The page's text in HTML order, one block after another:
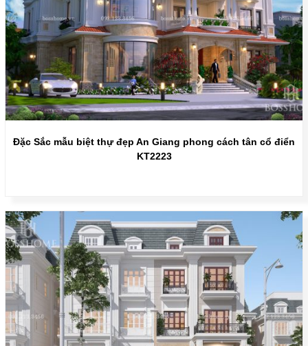
Đặc Sắc mẫu biệt thự đẹp An Giang phong cách tân cổ điển
KT2223